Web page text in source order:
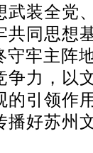
武装全党
同思想
守牢主阵
争力，以
的引领作
好苏州